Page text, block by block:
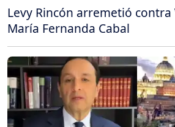
Levy Rincón arremetió contra
María Fernanda Cabal